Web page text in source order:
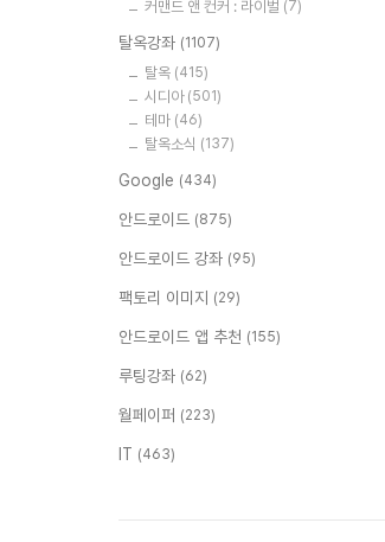
커맨드 앤 컨커 : 라이벌 (7)
탈옥강좌 (1107)
탈옥 (415)
시디아 (501)
테마 (46)
탈옥소식 (137)
Google (434)
안드로이드 (875)
안드로이드 강좌 (95)
팩토리 이미지 (29)
안드로이드 앱 추천 (155)
루팅강좌 (62)
월페이퍼 (223)
IT (463)